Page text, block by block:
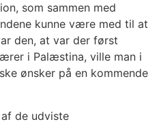
som sammen med
kunne være med til at
den, at var der først
i Palæstina, ville man i
ønsker på en kommende
de udviste